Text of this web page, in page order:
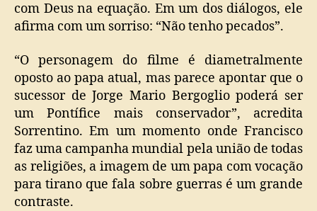
com Deus na equação. Em um dos diálogos, ele
afirma com um sorriso: “Não tenho pecados”.
“O personagem do filme é diametralmente
oposto ao papa atual, mas parece apontar que o
sucessor de Jorge Mario Bergoglio poderá ser
um Pontífice mais conservador”, acredita
Sorrentino. Em um momento onde Francisco
faz uma campanha mundial pela união de todas
as religiões, a imagem de um papa com vocação
para tirano que fala sobre guerras é um grande
contraste.